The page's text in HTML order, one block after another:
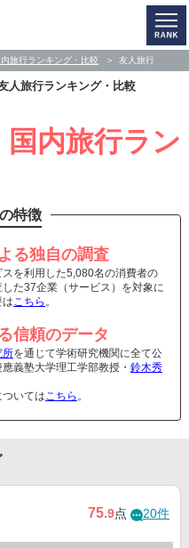
旅行ランキング・比較 友人旅行
人旅行ランキング・比較
内旅行ラン
特徴
る独自の調査
を利用した5,080名の消費者の
た37企業（サービス）を対象に
こちら 。
信頼のデータ
所を通じて学術研究機関に全て公
義塾大学理工学部教授・ 鈴木秀
いてはこちら 。
75.9点 20件